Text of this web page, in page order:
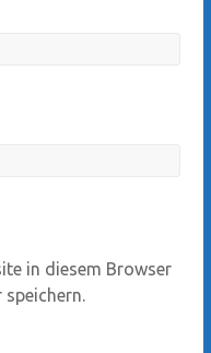
in diesem Browser